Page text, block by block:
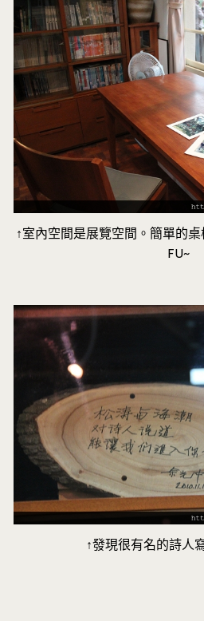
↑室內空間是展覽空間。簡單的
FU~
↑發現很有名的詩人